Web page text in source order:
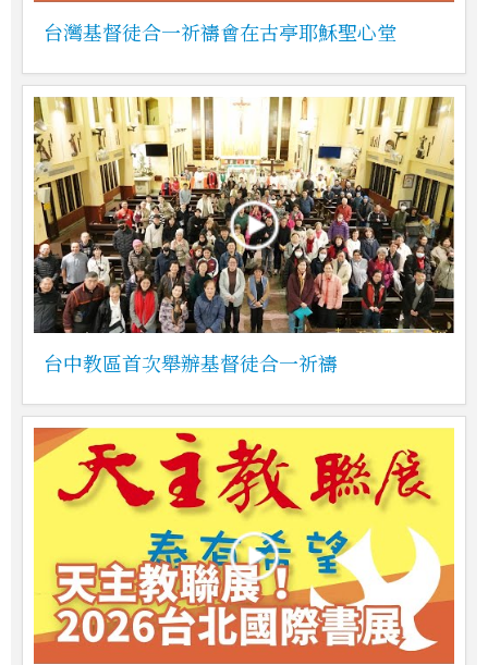
台灣基督徒合一祈禱會在古亭耶穌聖心堂
台中教區首次舉辦基督徒合一祈禱